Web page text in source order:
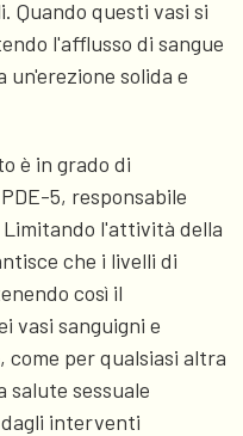
Quando questi vasi si
l'afflusso di sangue
solida e
è in grado di
5, responsabile
Limitando l'attività della
che i livelli di
così il
vasi sanguigni e
per qualsiasi altra
salute sessuale
interventi